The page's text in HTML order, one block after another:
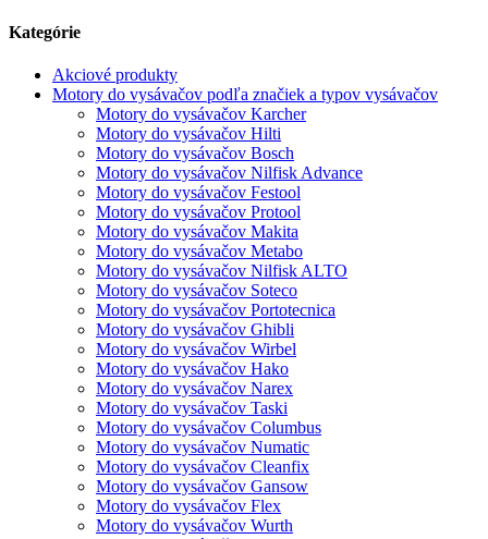
Kategórie
Akciové produkty
Motory do vysávačov podľa značiek a typov vysávačov
Motory do vysávačov Karcher
Motory do vysávačov Hilti
Motory do vysávačov Bosch
Motory do vysávačov Nilfisk Advance
Motory do vysávačov Festool
Motory do vysávačov Protool
Motory do vysávačov Makita
Motory do vysávačov Metabo
Motory do vysávačov Nilfisk ALTO
Motory do vysávačov Soteco
Motory do vysávačov Portotecnica
Motory do vysávačov Ghibli
Motory do vysávačov Wirbel
Motory do vysávačov Hako
Motory do vysávačov Narex
Motory do vysávačov Taski
Motory do vysávačov Columbus
Motory do vysávačov Numatic
Motory do vysávačov Cleanfix
Motory do vysávačov Gansow
Motory do vysávačov Flex
Motory do vysávačov Wurth